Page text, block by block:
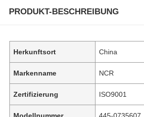
PRODUKT-BESCHREIBUNG
Herkunftsort China
Markenname NCR
Zertifizierung ISO9001
Modellnummer 445-0735607